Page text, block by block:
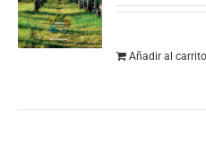
Añadir al carrito